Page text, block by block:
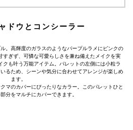
ドウとコンシーラー
。高輝度のガラスのようなパープルラメにピンクの
すぎず、可憐な可愛らしさを兼ね備えたメイクを実
クも叶う万能アイテム。パレットの左側には小粒ラ
るため、シーンや気分に合わせてアレンジが楽しめ
ます。
マのカバーにぴったりなカラー。このパレットひと
分をマルチにカバーできます。